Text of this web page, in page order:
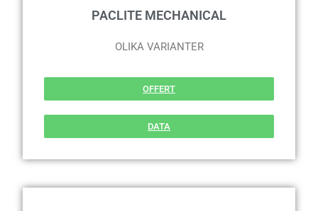
PACLITE MECHANICAL
OLIKA VARIANTER
OFFERT
DATA